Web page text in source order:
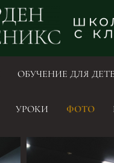
ОБУЧЕНИЕ ДЛЯ
УРОКИ ФОТО